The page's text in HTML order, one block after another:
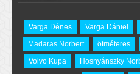
Varga Dénes Varga Dániel
Madaras Norbert
ötméteres
Volvo Kupa
Hosnyánszky